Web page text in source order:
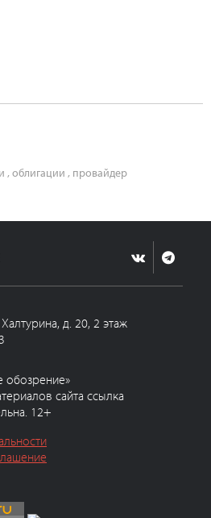
,облигации , провайдер
д. 20, 2 этаж
обозрение»
сайта ссылка
12+